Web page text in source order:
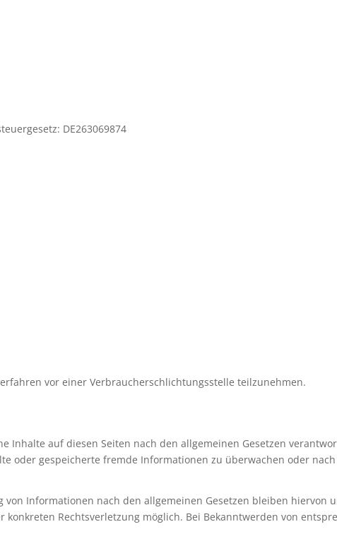
DE263069874
vor einer Verbraucherschlichtungsstelle teilzunehmen.
Inhalte auf diesen Seiten nach den allgemeinen Gesetzen
oder gespeicherte fremde Informationen zu überwachen oder
Informationen nach den allgemeinen Gesetzen bleiben hiervon
Rechtsverletzung möglich. Bei Bekanntwerden von